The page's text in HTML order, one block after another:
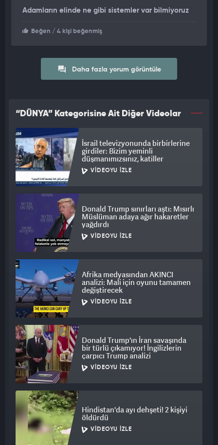
Adamların elinde ne gibi sistemler var bilmiyoruz
Beğen / 4 kişi beğenmiş
Daha fazla yorum görüntüle
“DÜNYA” Kategorisine Ait Diğer Videolar
İsrail televizyonunda birbirlerine
girdiler: Bizim yeminli
düşmanımızsınız, katiller
VIDEOYU İZLE
Donald Trump sınırları aştı: Mısırlı
Müslüman adaya ağır hakaretler
yağdırdı
VIDEOYU İZLE
Afrika medyasından AKINCI
analizi: Mali için oyunu tamamen
değiştirecek
VIDEOYU İZLE
Donald Trump'ın İran savaşında
bir türlü çıkamıyor! İngilizlerin
çarpıcı Trump analizi
VIDEOYU İZLE
Hindistan'da ayı dehşeti! 2 kişiyi
öldürdü
VIDEOYU İZLE